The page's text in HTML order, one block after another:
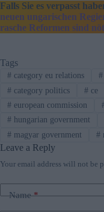
Falls Sie es verpasst
neuen ungarischen
rasche Reformen sind
Tags
#category eu relations #
#category politics #ce
#european commission
#hungarian government
#magyar government #
Leave a Reply
Your email address will not be
Name*